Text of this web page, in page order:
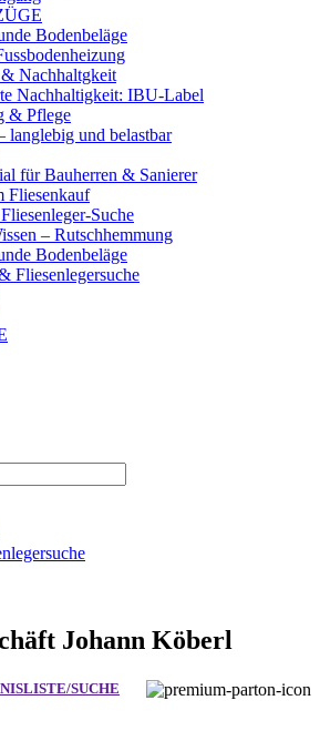
Bodenbeläge
Nachhaltgkeit
Nachhaltigkeit: IBU-Label
& Pflege
langlebig und belastbar
für Bauherren & Sanierer
Fliesenkauf
Suche
– Rutschhemmung
Bodenbeläge
Fliesenlegersuche
Johann Köberl
SUCHE